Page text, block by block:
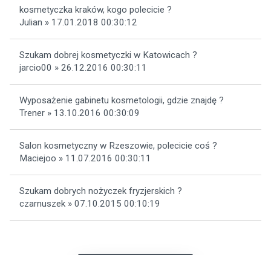
kosmetyczka kraków, kogo polecicie ?
Julian » 17.01.2018 00:30:12
Szukam dobrej kosmetyczki w Katowicach ?
jarcio00 » 26.12.2016 00:30:11
Wyposażenie gabinetu kosmetologii, gdzie znajdę ?
Trener » 13.10.2016 00:30:09
Salon kosmetyczny w Rzeszowie, polecicie coś ?
Maciejoo » 11.07.2016 00:30:11
Szukam dobrych nożyczek fryzjerskich ?
czarnuszek » 07.10.2015 00:10:19